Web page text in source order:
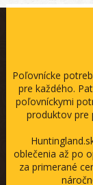
Poľovnícke
pre každého.
poľovníckymi
produktov pre
oblečenia až po
za primerané